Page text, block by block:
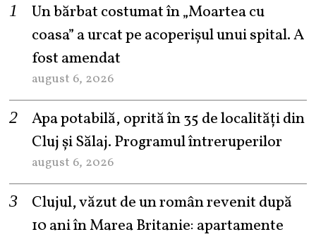
Un bărbat costumat în „Moartea cu
coasa” a urcat pe acoperișul unui spital. A
fost amendat
august 6, 2026
Apa potabilă, oprită în 35 de localități din
Cluj și Sălaj. Programul întreruperilor
august 6, 2026
Clujul, văzut de un român revenit după
10 ani în Marea Britanie: apartamente